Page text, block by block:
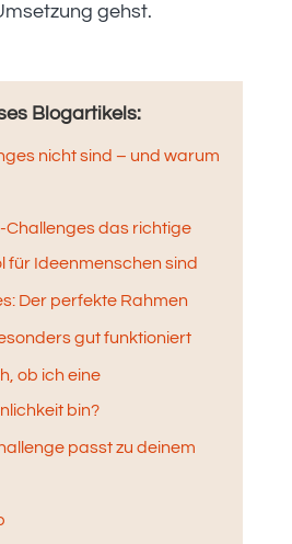
gehst.
Blogartikels:
nicht sind – und warum
Challenges das richtige
für Ideenmenschen sind
Der perfekte Rahmen
gut funktioniert
ob ich eine
bin?
passt zu deinem